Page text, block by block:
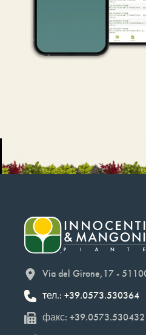
Via del Girone,17 -
тел.: +39.0573.530364
факс: +39.0573.530432